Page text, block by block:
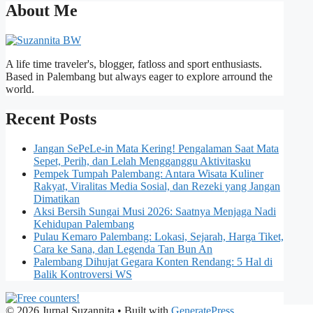
About Me
A life time traveler's, blogger, fatloss and sport enthusiasts.
Based in Palembang but always eager to explore arround the
world.
Recent Posts
Jangan SePeLe-in Mata Kering! Pengalaman Saat Mata
Sepet, Perih, dan Lelah Mengganggu Aktivitasku
Pempek Tumpah Palembang: Antara Wisata Kuliner
Rakyat, Viralitas Media Sosial, dan Rezeki yang Jangan
Dimatikan
Aksi Bersih Sungai Musi 2026: Saatnya Menjaga Nadi
Kehidupan Palembang
Pulau Kemaro Palembang: Lokasi, Sejarah, Harga Tiket,
Cara ke Sana, dan Legenda Tan Bun An
Palembang Dihujat Gegara Konten Rendang: 5 Hal di
Balik Kontroversi WS
© 2026 Jurnal Suzannita • Built with GeneratePress